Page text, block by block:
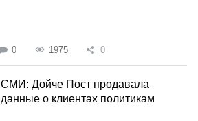
0 1975 0
СМИ: Дойче Пост продавала
данные о клиентах политикам